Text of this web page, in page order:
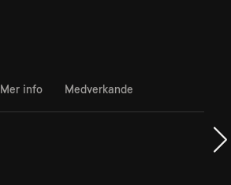
Mer info Medverkande